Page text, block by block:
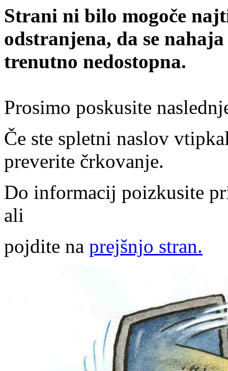
Strani ni bilo mogoče
odstranjena, da se
trenutno nedostopna.
Prosimo poskusite
Če ste spletni naslov
preverite črkovanje.
Do informacij poizkusite
ali
pojdite na prejšnjo stran.